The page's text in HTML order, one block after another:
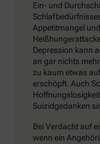
Ein- und
Appetitmangel
Depression kann
an gar nichts
zu kaum etwas
erschöpft. Auch
Suizidgedanken
Bei Verdacht auf
wenn ein